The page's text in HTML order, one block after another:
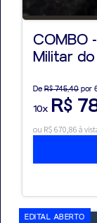
COMBO
Militar
De R$ 745,40 por
10x R$
ou R$ 670,86 à
EDITAL ABERTO